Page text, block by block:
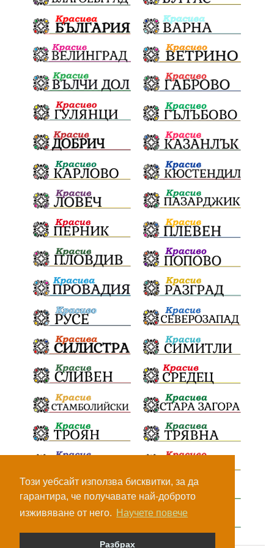
Този уебсайт използва бисквитки, за да
гарантира, че получавате най-доброто
изживяване от него. Научете повече
Разбрах
Сметище Ток Майчинство Полиция
проф. Атанас Семов Демокрация безводие
щастливо децтво Българския патриарх Даниил
Фолклор Инфлация Елин Пелин
Световна купа Мафия Правителство
Благотворителност Събития
Българска патриаршия СВетли празници
Криминално Творчество Тръмп
Ценности Европейска комисия
Урсула фон дер Лайен Законопроект
Вдъхновяваща история Приказка
Замърсяване Боклук Дружба
Хавайска мироточива икона
Пресвета Богородица Светия синод
Йордан Камджалов Софи Маринова
Управление Наводнения
Конкурс Метро Теч
Водачество Люлин Красно село
Георги Кьосеиванов Премиер Управление